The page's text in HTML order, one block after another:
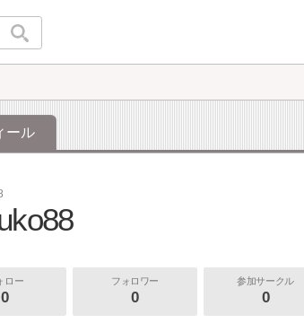
ール
ロー
0
フォロワー
0
参加サークル
0